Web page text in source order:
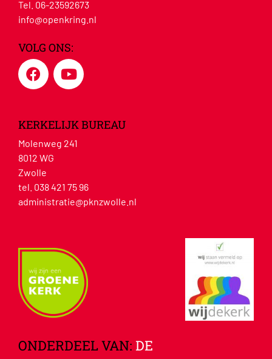
Tel. 06-23592673
info@openkring.nl
VOLG ONS:
KERKELIJK BUREAU
Molenweg 241
8012 WG
Zwolle
tel. 038 421 75 96
administratie@pknzwolle.nl
ONDERDEEL VAN: DE